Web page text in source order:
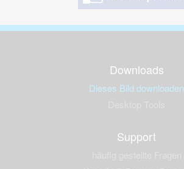
Downloads
Dieses Bild downloaden
Support